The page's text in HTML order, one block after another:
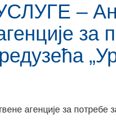
–
за
агенције за потребе